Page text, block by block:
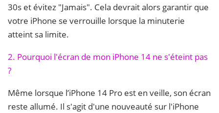
30s et évitez "Jamais". Cela devrait alors garantir que
votre iPhone se verrouille lorsque la minuterie
atteint sa limite.
2. Pourquoi l'écran de mon iPhone 14 ne s'éteint pas
?
Même lorsque l’iPhone 14 Pro est en veille, son écran
reste allumé. Il s'agit d'une nouveauté sur l'iPhone